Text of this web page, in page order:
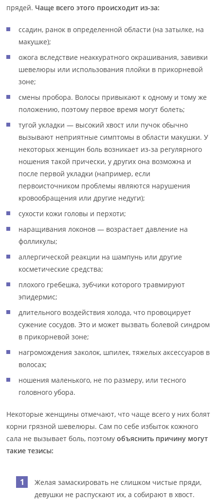
прядей. Чаще всего этого происходит из-за:
ссадин, ранок в определенной области (на затылке, на
макушке);
ожога вследствие неаккуратного окрашивания, завивки
шевелюры или использования плойки в прикорневой
зоне;
смены пробора. Волосы привыкают к одному и тому же
положению, поэтому первое время могут болеть;
тугой укладки — высокий хвост или пучок обычно
вызывают неприятные симптомы в области макушки. У
некоторых женщин боль возникает из-за регулярного
ношения такой прически, у других она возможна и
после первой укладки (например, если
первоисточником проблемы являются нарушения
кровообращения или другие недуги);
сухости кожи головы и перхоти;
наращивания локонов — возрастает давление на
фолликулы;
аллергической реакции на шампунь или другие
косметические средства;
плохого гребешка, зубчики которого травмируют
эпидермис;
длительного воздействия холода, что провоцирует
сужение сосудов. Это и может вызвать болевой синдром
в прикорневой зоне;
нагромождения заколок, шпилек, тяжелых аксессуаров в
волосах;
ношения маленького, не по размеру, или тесного
головного убора.
Некоторые женщины отмечают, что чаще всего у них болят
корни грязной шевелюры. Сам по себе избыток кожного
сала не вызывает боль, поэтомуобъяснить причину могут
такие тезисы:
Желая замаскировать не слишком чистые пряди,
девушки не распускают их, а собирают в хвост.